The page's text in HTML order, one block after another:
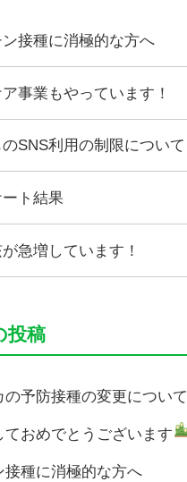
ン接種に消極的な方へ
事業もやっています！
SNS利用の制限について
ト結果
急増しています！
投稿
の予防接種の変更について
ておめでとうございます
接種に消極的な方へ